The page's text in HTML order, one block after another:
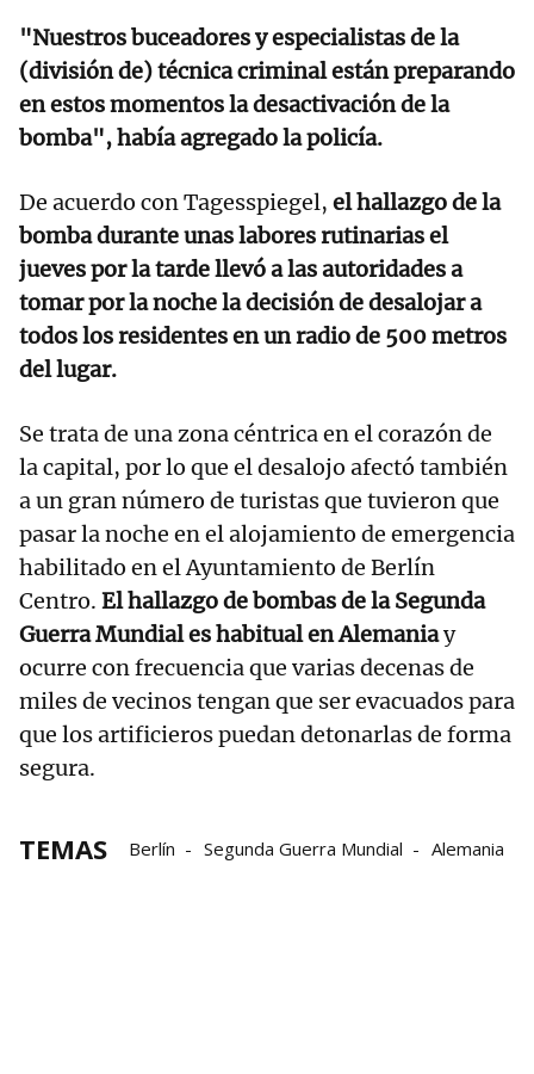
"Nuestros buceadores y especialistas de la
(división de) técnica criminal están preparando
en estos momentos la desactivación de la
bomba", había agregado la policía.
De acuerdo con Tagesspiegel, el hallazgo de la
bomba durante unas labores rutinarias el
jueves por la tarde llevó a las autoridades a
tomar por la noche la decisión de desalojar a
todos los residentes en un radio de 500 metros
del lugar.
Se trata de una zona céntrica en el corazón de
la capital, por lo que el desalojo afectó también
a un gran número de turistas que tuvieron que
pasar la noche en el alojamiento de emergencia
habilitado en el Ayuntamiento de Berlín
Centro. El hallazgo de bombas de la Segunda
Guerra Mundial es habitual en Alemaniay
ocurre con frecuencia que varias decenas de
miles de vecinos tengan que ser evacuados para
que los artificieros puedan detonarlas de forma
segura.
TEMAS Berlín Segunda Guerra Mundial Alemania